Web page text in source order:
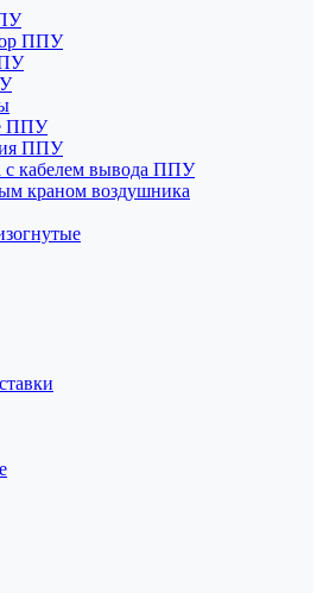
ППУ
ППУ
ППУ
с кабелем вывода ППУ
краном воздушника